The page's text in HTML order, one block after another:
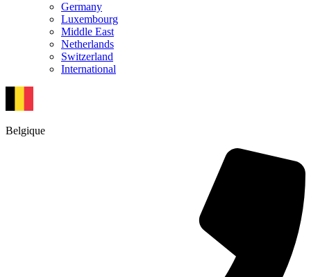
Germany
Luxembourg
Middle East
Netherlands
Switzerland
International
Belgique